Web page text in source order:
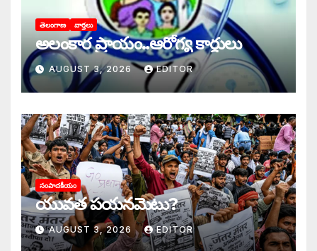
తెలంగాణ వార్తలు
అలంకార ప్రాయం..ఆరోగ్య కార్డులు
AUGUST 3, 2026 EDITOR
సంపాదకీయం
యువత పయనమెటు?
AUGUST 3, 2026 EDITOR